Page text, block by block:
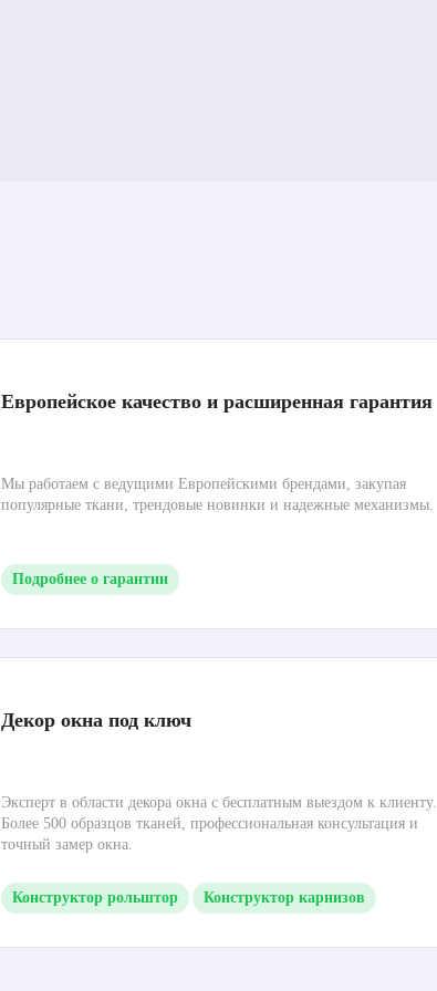
Европейское качество и расширенная гарантия
Мы работаем с ведущими Европейскими брендами, закупая
популярные ткани, трендовые новинки и надежные механизмы.
Подробнее о гарантии
Декор окна под ключ
Эксперт в области декора окна с бесплатным выездом к клиенту.
Более 500 образцов тканей, профессиональная консультация и
точный замер окна.
Конструктор рольштор Конструктор карнизов